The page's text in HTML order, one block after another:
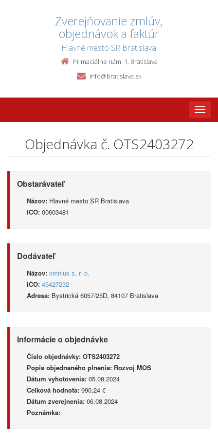
Zverejňovanie zmlúv,
objednávok a faktúr
Hlavné mesto SR Bratislava
Primaciálne nám. 1, Bratislava
info@bratislava.sk
Toggle
Objednávka č. OTS2403272
Obstarávateľ
Názov: Hlavné mesto SR Bratislava
IČO: 00603481
Dodávateľ
Názov: omnius s. r. o.
IČO: 45427232
Adresa: Bystrická 6057/25D, 84107 Bratislava
Informácie o objednávke
Číslo objednávky: OTS2403272
Popis objednaného plnenia: Rozvoj MOS
Dátum vyhotovenia: 05.08.2024
Celková hodnota: 990,24 €
Dátum zverejnenia: 06.08.2024
Poznámka: